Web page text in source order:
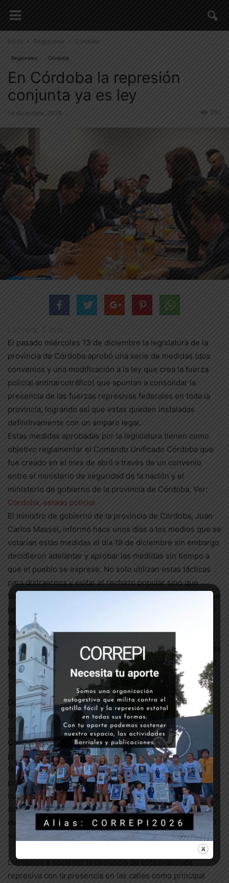
Inicio Regionales Córdoba
Regionales Córdoba
En Córdoba la represión
conjunta ya es ley
19 diciembre, 2018 382
El pasado miércoles 13 de diciembre la legislatura de la
provincia de Córdoba aprobó una serie de medidas (dos
convenios y una modificación a la ley que crea la fuerza
policial antinarcotráfico) que apuntan a consolidar la
presencia de las fuerzas represivas federales en toda la
provincia, logrando así que estas queden instaladas
definitivamente con un amparo legal.
Estas medidas aprobadas por la legislatura tienen como
objetivo reglamentar el Comando Unificado Córdoba que
fue creado en el mes de abril a través de un convenio
entre el ministerio de seguridad de la nación y el
ministerio de gobierno de la provincia de Córdoba. Ver:
Córdoba, estado policial
El ministro de gobierno de la provincia de Córdoba, Juan
Carlos Massei, informó hace unos días a los medios que se
votarían estas medidas el día 19 de diciembre sin embargo
decidieron adelantar y aprobar las medidas sin tiempo a
que el pueblo se exprese. No solo utilizan estas tácticas
para distraernos y evitar el rechazo popular sino que
también apelan al doble discurso; el gobierno provincial se
jacta de no adherir al protocolo de uso de armas de fuego
de Bullrich ya que, según él, la policía de Córdoba es
“democrática” y “respetuosa de los derechos humanos”.
Mientras, reglamentan la presencia cada vez más fuerte de
las fuerzas represivas federales que aplican el gatillo fácil
todos los días en nuestros barrios.
Desde CORREPI seguimos denunciando el intento de
legalizar el gatillo fácil de manos de Bullrich y la
complicidad de los gobiernos provinciales como el de
Córdoba que juegan a la doble vara de no adherir al
protocolo y al mismo tiempo pedir más intervención
federal en la represión interna. Estas medidas aprobadas
por la legislatura apuntan a reforzar la militarización de
nuestros barrios y seguir garantizando la impunidad de los
asesinos de uniforme que en estos tres años de gobierno
de la alianza Cambiemos ya se han llevado al menos 1000
vidas.
Llamamos a sostener la denuncia de esta avanzada
represiva con la presencia en las calles como principal